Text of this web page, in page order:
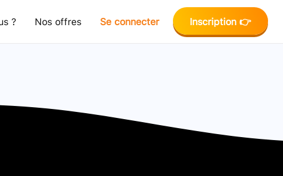
? Nos offres Se connecter Inscription 👉